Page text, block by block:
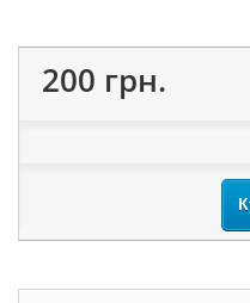
200 грн.